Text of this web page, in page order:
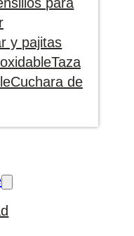
y pajitas
Taza
Cuchara de